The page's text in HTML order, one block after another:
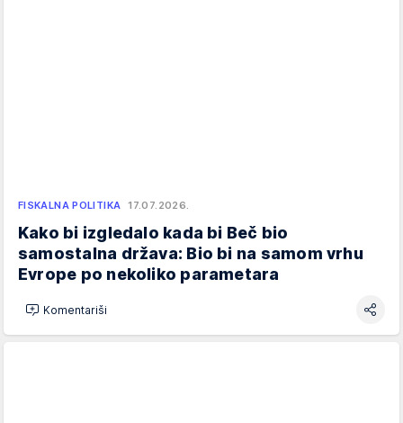
FISKALNA POLITIKA 17.07.2026.
Kako bi izgledalo kada bi Beč bio
samostalna država: Bio bi na samom vrhu
Evrope po nekoliko parametara
Komentariši